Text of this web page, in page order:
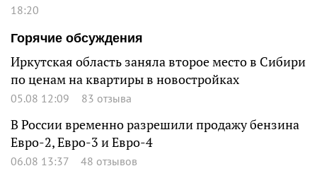
18:20
Горячие обсуждения
Иркутская область заняла второе место в Сибири
по ценам на квартиры в новостройках
05.08 12:09 83 отзыва
В России временно разрешили продажу бензина
Евро-2, Евро-3 и Евро-4
06.08 13:37 48 отзывов